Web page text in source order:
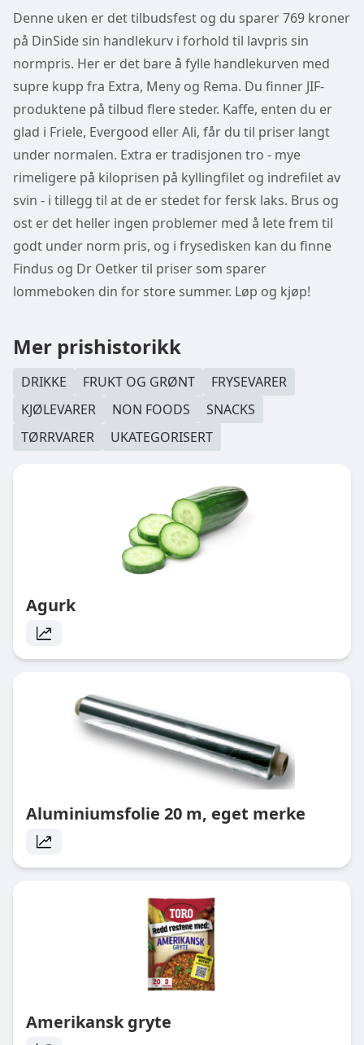
Denne uken er det tilbudsfest og du sparer 769 kroner
på DinSide sin handlekurv i forhold til lavpris sin
normpris. Her er det bare å fylle handlekurven med
supre kupp fra Extra, Meny og Rema. Du finner JIF-
produktene på tilbud flere steder. Kaffe, enten du er
glad i Friele, Evergood eller Ali, får du til priser langt
under normalen. Extra er tradisjonen tro - mye
rimeligere på kiloprisen på kyllingfilet og indrefilet av
svin - i tillegg til at de er stedet for fersk laks. Brus og
ost er det heller ingen problemer med å lete frem til
godt under norm pris, og i frysedisken kan du finne
Findus og Dr Oetker til priser som sparer
lommeboken din for store summer. Løp og kjøp!
Mer prishistorikk
DRIKKE FRUKT OG GRØNT
FRYSEVARER
KJØLEVARER
NON FOODS
SNACKS
TØRRVARER
UKATEGORISERT
Agurk
Aluminiumsfolie 20 m, eget merke
Amerikansk gryte